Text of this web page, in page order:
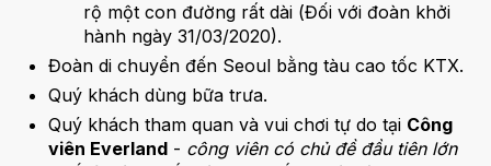
rộ một con đường rất dài (Đối với đoàn khởi
hành ngày 31/03/2020).
Đoàn di chuyển đến Seoul bằng tàu cao tốc KTX.
Quý khách dùng bữa trưa.
Quý khách tham quan và vui chơi tự do tại Công
viên Everland - công viên có chủ đề đầu tiên lớn